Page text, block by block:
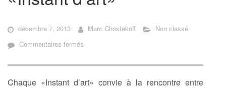
décembre 7, 2013 Marc Chostakoff
Non classé
Commentaires fermés
d’art»
Chaque «Instant d’art» convie à la rencontre entre